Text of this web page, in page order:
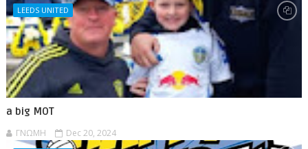
LEEDS UNITED
a big MOT
ΓΝΩΜΗ Dec 20, 2024